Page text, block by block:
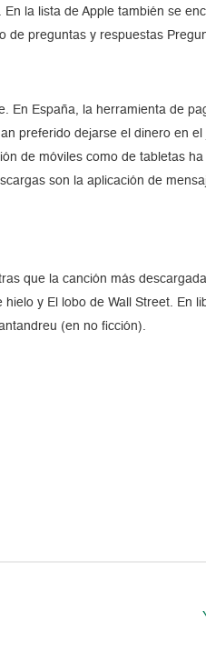
la lista de Apple también se
preguntas y respuestas
En España, la herramienta de
preferido dejarse el dinero en
de móviles como de tabletas
son la aplicación de
que la canción más
y El lobo de Wall Street. En
(en no ficción).